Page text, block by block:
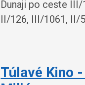
Dunaji po ceste III/
II/126, III/1061, II/
Túlavé Kino